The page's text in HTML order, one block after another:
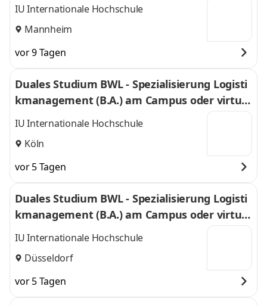
IU Internationale Hochschule
Mannheim
vor 9 Tagen
Duales Studium BWL - Spezialisierung Logisti
kmanagement (B.A.) am Campus oder virtuel
l
IU Internationale Hochschule
Köln
vor 5 Tagen
Duales Studium BWL - Spezialisierung Logisti
kmanagement (B.A.) am Campus oder virtuel
l
IU Internationale Hochschule
Düsseldorf
vor 5 Tagen